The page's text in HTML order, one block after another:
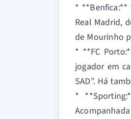
* **Benfica:**
Real Madrid,
de Mourinho
* **FC
jogador em
SAD”. Há
*